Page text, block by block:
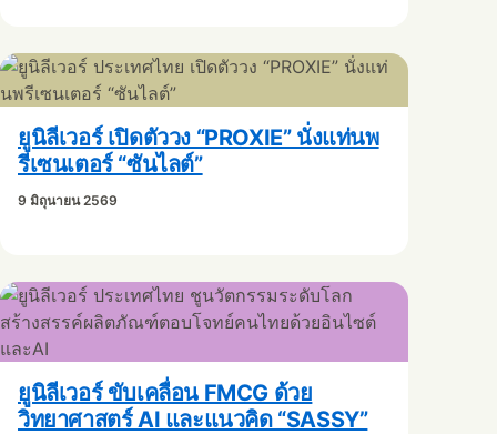
ยูนิลีเวอร์ เปิดตัววง “PROXIE” นั่งแท่นพ
รีเซนเตอร์ “ซันไลต์”
9 มิถุนายน 2569
ยูนิลีเวอร์ ขับเคลื่อน FMCG ด้วย
วิทยาศาสตร์ AI และแนวคิด “SASSY”